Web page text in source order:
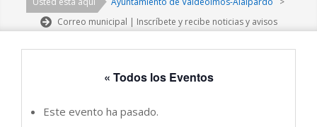
Correo municipal | Inscríbete y recibe noticias y avisos
« Todos los Eventos
Este evento ha pasado.